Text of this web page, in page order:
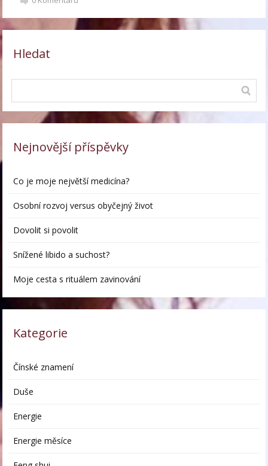
Hledat
Nejnovější příspěvky
Co je moje největší medicína?
Osobní rozvoj versus obyčejný život
Dovolit si povolit
Snížené libido a suchost?
Moje cesta s rituálem zavinování
Kategorie
Čínské znamení
Duše
Energie
Energie měsíce